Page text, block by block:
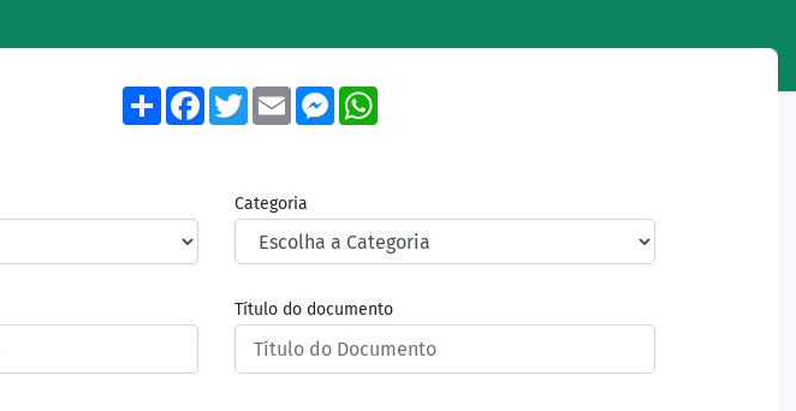
ShareFacebook
TwitterEmailMessenger
Categoria
Título do documento